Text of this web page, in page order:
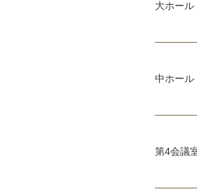
大ホール
中ホール
第4会議